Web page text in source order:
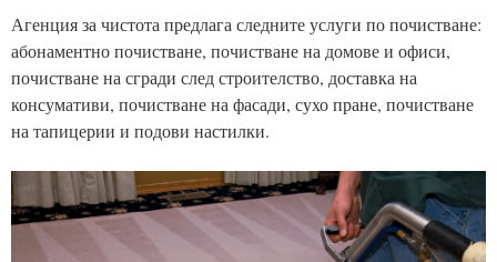
Агенция за чистота предлага следните услуги по почистване:
абонаментно почистване, почистване на домове и офиси,
почистване на сгради след строителство, доставка на
консумативи, почистване на фасади, сухо пране, почистване
на тапицерии и подови настилки.